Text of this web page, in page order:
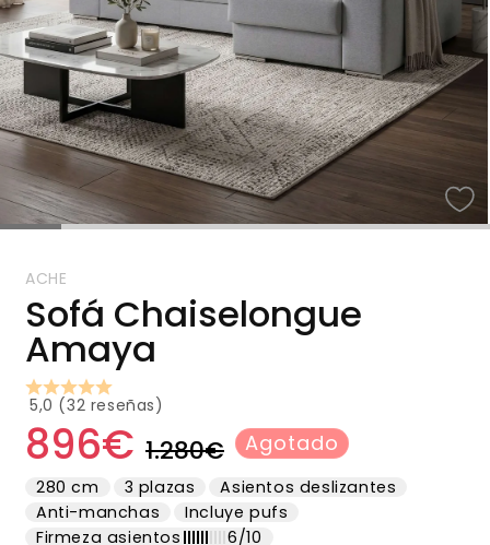
ACHE
Sofá Chaiselongue
Amaya
5,0 (32 reseñas)
Precio
habitual
1.280€
Precio
de
oferta
896€ Agotado
280 cm 3 plazas
Asientos deslizantes
Anti-manchas
Incluye pufs
Firmeza asientos
6/10